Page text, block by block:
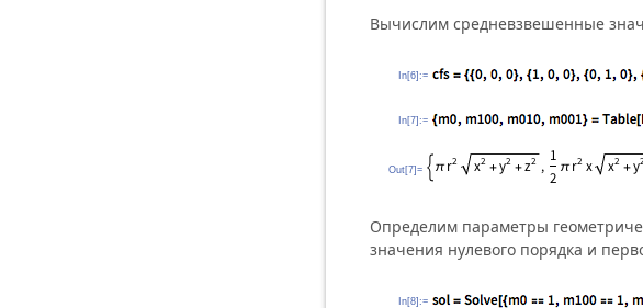
Вычислим средневзвешенные
In[6]:=
In[7]:=
Out[7]=
Определим параметры
значения нулевого порядка и
In[8]:=